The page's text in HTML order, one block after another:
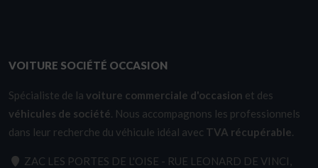
VOITURE SOCIÉTÉ OCCASION
Spécialiste de la voiture commerciale d'occasion et des
véhicules de société. Nous accompagnons les professionnels
dans leur recherche du véhicule idéal avec TVA récupérable.
ZAC LES PORTES DE L'OISE - RUE LEONARD DE VINCI,